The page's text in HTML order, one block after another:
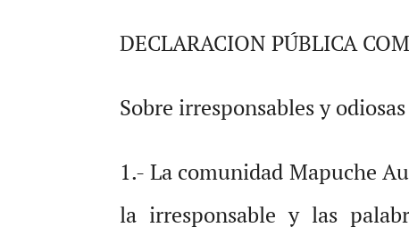
DECLARACION PÚBLICA
Sobre irresponsables y
1.- La comunidad Mapuche
la irresponsable y las